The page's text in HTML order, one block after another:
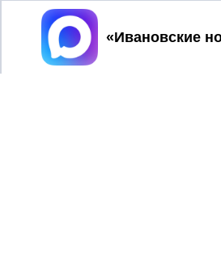
Принять